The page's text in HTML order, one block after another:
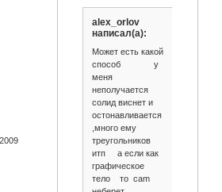
alex_orlov
написал(а):
Может есть какой
способ у
меня
неполучается
солид виснет и
остонавливается
,много ему
треугольников
итп а если как
графическое
тело то cam